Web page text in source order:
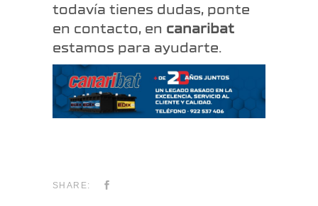
todavía tienes dudas, ponte
en contacto, en canaribat
estamos para ayudarte.
SHARE: